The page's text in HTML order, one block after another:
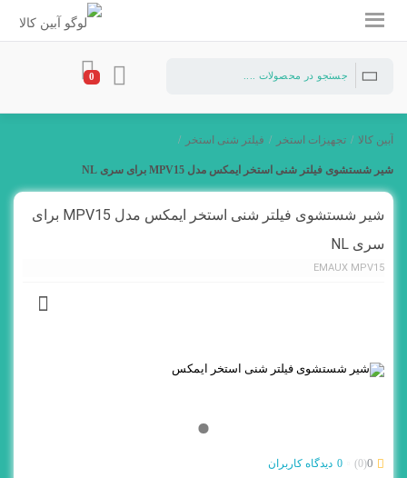
0
آبین کالا / تجهیزات استخر / فیلتر شنی استخر /
شیر شستشوی فیلتر شنی استخر ایمکس مدل MPV15 برای سری NL
شیر شستشوی فیلتر شنی استخر ایمکس مدل MPV15 برای
سری NL
EMAUX MPV15
0
(0)
0 دیدگاه کاربران